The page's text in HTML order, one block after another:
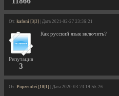
От: kafoni [3|3] | Дата 2021-02-27 23:36:21
Репутация
3
Как русский язык включить?
От: Pupzemlei [10|1] | Дата 2020-03-23 19:55:26